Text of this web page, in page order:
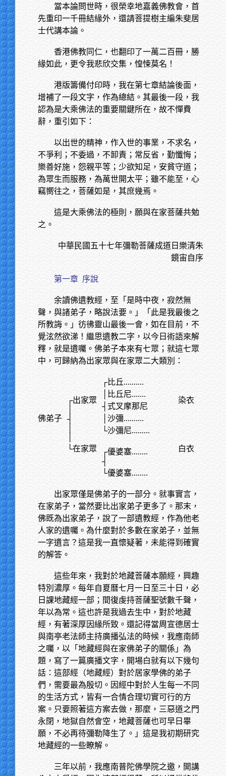
當本論問世時，很榮幸地嘉義佛教會，首
先重印一千冊結緣外，還請菩提樹主編朱斐居
士代講本論。
香港佛教同仁，也翻印了一萬二百冊，勝
緣如此，更令我悲欣交集，惶悚莫名！
港版籌備付印時，我在第七章結論後面，
增補了一段文字，作為總結。其最後一段，我
認為是大乘佛法的重要關鍵所在，故不憚費
辭，重引如下：
以出世的精神，作入世的事業，不求名，
不爭利；不委過，不卸責；常反省，勤懺悔；
樂善好施，怨親平等；少欲知足，安貧守道；
為眾生而服務，為萬世開太平；雖不能至，心
竊嚮往之，菩薩如是，其庶幾焉。
這是大乘佛法的極則，願與在家菩薩共勉
之。
中華民國五十七年彌勒菩薩成道日樂清朱
鏡宙自序
第一章 序說
余讀佛遺教經，至「是時中夜，寂然無
聲，與諸弟子，略說法要。」「此是我最後之
所教誨。」彷彿靈山最後一會，如在目前，不
覺泫然欲涕！繼思遺教二字，以今日術語來解
釋，就是遺囑。佛弟子本來有七眾；就這七眾
中，可歸納為出家眾與在家眾二大類別：
佛弟子
┌出家眾
┤
└在家眾
┌比丘..........
│比丘尼.......
┤式叉摩那尼
│沙彌..........
└沙彌尼.........
┌優婆塞........
┤
└優婆塞........
染衣
白衣
出家眾僅是佛弟子的一部分。就事實言，
在家弟子，當然要比出家弟子更多了。那末，
佛既為出家弟子，說了一部遺教經，作為他老
人家的遺囑。為什麼對於多數在家弟子，並無
一字遺言？這是我一直懷疑著，未能得到確實
的解答。
這些年來，我對於地藏菩薩本願經，興趣
特別濃厚。每年自夏曆七月一日至三十日，必
日課地藏經一部；間復虔持菩薩聖號數千聲，
年以為常。這也許是我過去生中，對於地藏
經，有著深厚因緣所致。還記得當周宣德居士
與南亭老法師主持廣播弘法的時候，我應南師
之囑，以「地藏經與在家佛弟子的關係」為
題，寫了一篇廣播文字，開場白就有以下幾句
話：這部經（地藏經）對於居家學佛的弟子
們，需要最為殷切。因經中對於人生每一不同
的生活方式，皆有一合情合理切實可行的方
案。只要照著這方案去做，那麼，三惡道之門
永閉，地獄自然會空，地藏菩薩也可早日畢
願，不必再待彌勒降生了。」這是我初期研究
地藏經的一些瞭解。
三年以前，我應南普陀佛學院之邀，開講